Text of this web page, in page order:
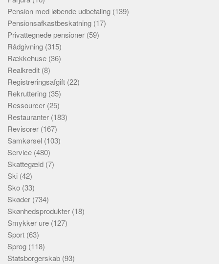
Pension med løbende udbetaling (139)
Pensionsafkastbeskatning (17)
Privattegnede pensioner (59)
Rådgivning (315)
Rækkehuse (36)
Realkredit (8)
Registreringsafgift (22)
Rekruttering (35)
Ressourcer (25)
Restauranter (183)
Revisorer (167)
Samkørsel (103)
Service (480)
Skattegæld (7)
Ski (42)
Sko (33)
Skøder (734)
Skønhedsprodukter (18)
Smykker ure (127)
Sport (63)
Sprog (118)
Statsborgerskab (93)